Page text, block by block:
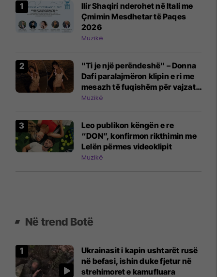
Ilir Shaqiri nderohet në Itali me
Çmimin Mesdhetar të Paqes
2026
Muzikë
"Ti je një perëndeshë" – Donna
Dafi paralajmëron klipin e ri me
mesazh të fuqishëm për vajzat
dhe gratë
Muzikë
Leo publikon këngën e re
“DON”, konfirmon rikthimin me
Lelën përmes videoklipit
Muzikë
Në trend Botë
Ukrainasit i kapin ushtarët rusë
në befasi, ishin duke fjetur në
strehimoret e kamufluara